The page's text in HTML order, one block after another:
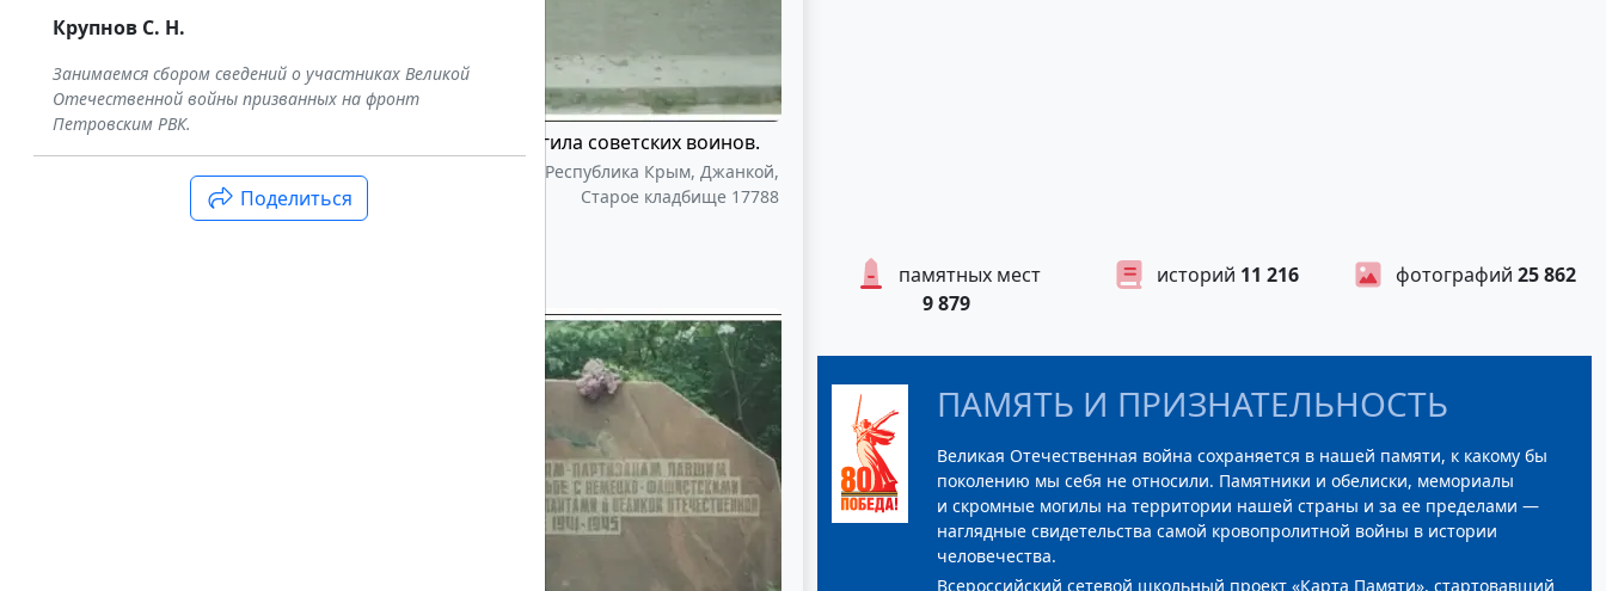
«Ветеранам Великой Отечественной
войны и труженикам тыла» в
деревне Харампур
Деревня Харампур, Пуровский район,
Братская могила советских воинов.
Россия, Республика Крым, Джанкой,
Старое кладбище 17788
Крупнов С. Н.
Занимаемся сбором сведений о участниках Великой
Отечественной войны призванных на фронт
Петровским РВК.
Поделиться
памятных мест
9 879
историй 11 216 фотографий 25 862
ПАМЯТЬ И ПРИЗНАТЕЛЬНОСТЬ
Великая Отечественная война сохраняется в нашей памяти, к какому бы
поколению мы себя не относили. Памятники и обелиски, мемориалы
и скромные могилы на территории нашей страны и за ее пределами —
наглядные свидетельства самой кровопролитной войны в истории
человечества.
Всероссийский сетевой школьный проект «Карта Памяти», стартовавший